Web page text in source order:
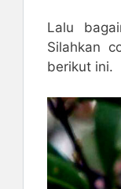
Lalu
Silahkan
berikut ini.